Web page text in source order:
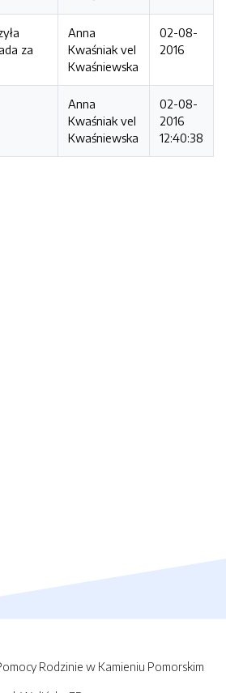
za
Anna
Kwaśniak vel
Kwaśniewska
02-08-
2016
Anna
Kwaśniak vel
Kwaśniewska
02-08-
2016
12:40:38
Rodzinie w Kamieniu Pomorskim